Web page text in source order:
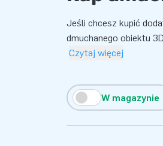
Jeśli chcesz kupić
dmuchanego obiektu
Czytaj więcej
W magazynie